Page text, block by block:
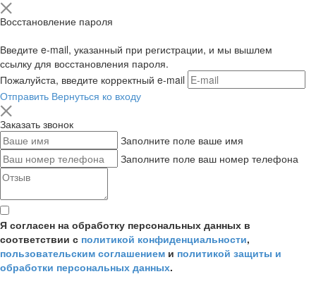
Восстановление пароля
Введите e-mail, указанный при регистрации, и мы вышлем
ссылку для восстановления пароля.
Пожалуйста, введите корректный e-mail
Отправить Вернуться ко входу
Заказать звонок
Заполните поле ваше имя
Заполните поле ваш номер телефона
Я согласен на обработку персональных данных в
соответствии с политикой конфиденциальности,
пользовательским соглашением и политикой защиты и
обработки персональных данных.